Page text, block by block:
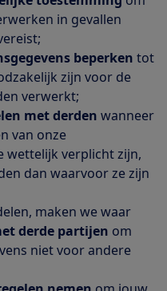
in gevallen
beperken tot
zijn voor de
verwerkt;
met derden wanneer
van onze
wettelijk verplicht zijn,
dan waarvoor ze zijn
maken we waar
derde partijen om
niet voor andere